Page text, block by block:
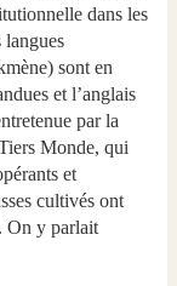
dans les
langues
sont en
et l’anglais
par la
Monde, qui
et
cultivés ont
On y parlait